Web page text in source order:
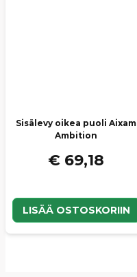
Sisälevy oikea puoli Aixam
Ambition
€ 69,18
LISÄÄ OSTOSKORIIN